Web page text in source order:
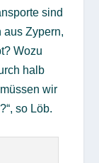
sind
aus Zypern,
Wozu
halb
wir
so Löb.